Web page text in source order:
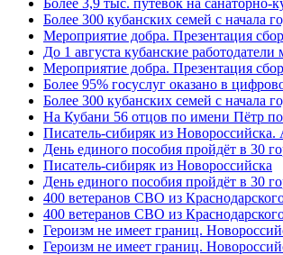
Более 300 кубанских семей с начала
Мероприятие добра. Презентация
До 1 августа кубанские
Мероприятие добра. Презентация
Более 95% госуслуг оказано в
Более 300 кубанских семей с начала
На Кубани 56 отцов по имени Пётр
Писатель-сибиряк из
День единого пособия пройдёт в 30
Писатель-сибиряк из Новороссийска
День единого пособия пройдёт в 30
400 ветеранов СВО из
400 ветеранов СВО из
Героизм не имеет границ.
Героизм не имеет границ.